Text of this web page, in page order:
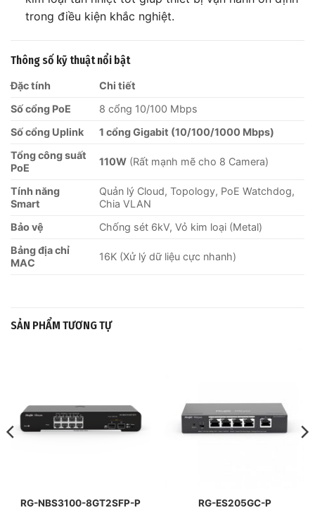
trong điều kiện khắc nghiệt.
Thông số kỹ thuật nổi bật
Đặc tính
Chi tiết
Số cổng PoE
8 cổng 10/100 Mbps
Số cổng Uplink
1 cổng Gigabit (10/100/1000 Mbps)
Tổng công suất
PoE
110W (Rất mạnh mẽ cho 8 Camera)
Tính năng
Smart
Quản lý Cloud, Topology, PoE Watchdog,
Chia VLAN
Bảo vệ
Chống sét 6kV, Vỏ kim loại (Metal)
Bảng địa chỉ
MAC
16K (Xử lý dữ liệu cực nhanh)
SẢN PHẨM TƯƠNG TỰ
RG-NBS3100-8GT2SFP-P RG-ES205GC-P